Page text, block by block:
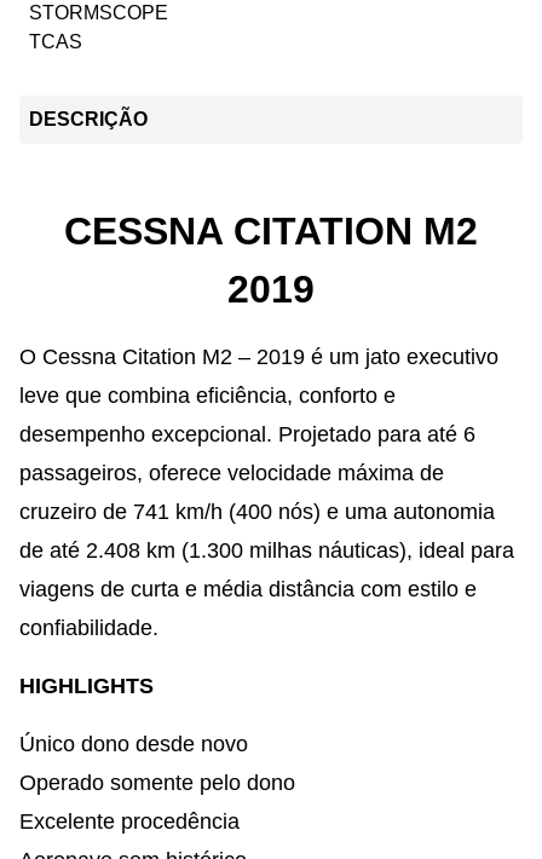
STORMSCOPE
TCAS
DESCRIÇÃO
CESSNA CITATION M2
2019
O Cessna Citation M2 – 2019 é um jato executivo
leve que combina eficiência, conforto e
desempenho excepcional. Projetado para até 6
passageiros, oferece velocidade máxima de
cruzeiro de 741 km/h (400 nós) e uma autonomia
de até 2.408 km (1.300 milhas náuticas), ideal para
viagens de curta e média distância com estilo e
confiabilidade.
HIGHLIGHTS
Único dono desde novo
Operado somente pelo dono
Excelente procedência